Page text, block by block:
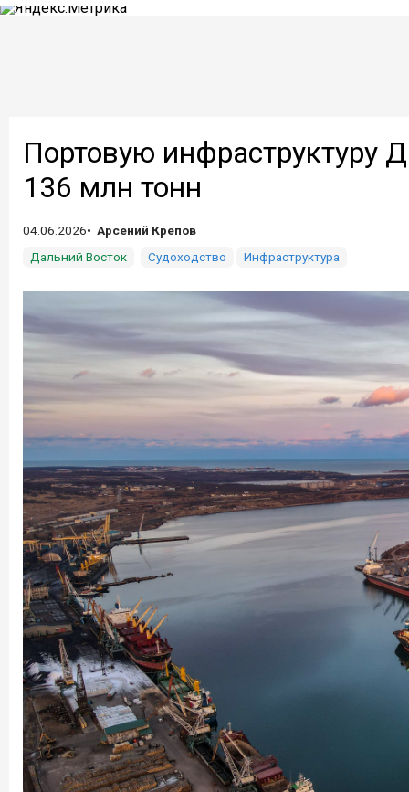
Портовую инфраструктуру
136 млн тонн
04.06.2026
Арсений Крепов
Дальний Восток
Судоходство Инфраструктура